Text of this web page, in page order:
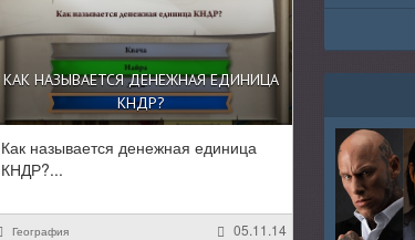
КАК НАЗЫВАЕТСЯ ДЕНЕЖНАЯ ЕДИНИЦА
КНДР?
Как называется денежная единица
КНДР?...
География 05.11.14